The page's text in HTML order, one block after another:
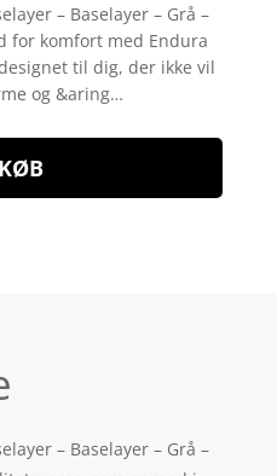
– Baselayer – Grå –
for komfort med Endura
til dig, der ikke vil
og &aring…
KØB
– Baselayer – Grå –